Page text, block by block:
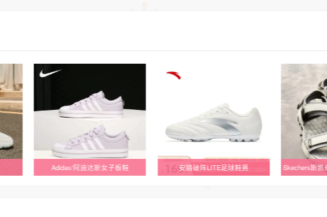
Adidas/阿迪达斯女子板鞋 安踏破阵LITE足球鞋男